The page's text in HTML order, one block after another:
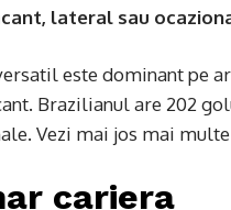
lateral sau
este dominant pe
Brazilianul are 202
Vezi mai jos mai
cariera